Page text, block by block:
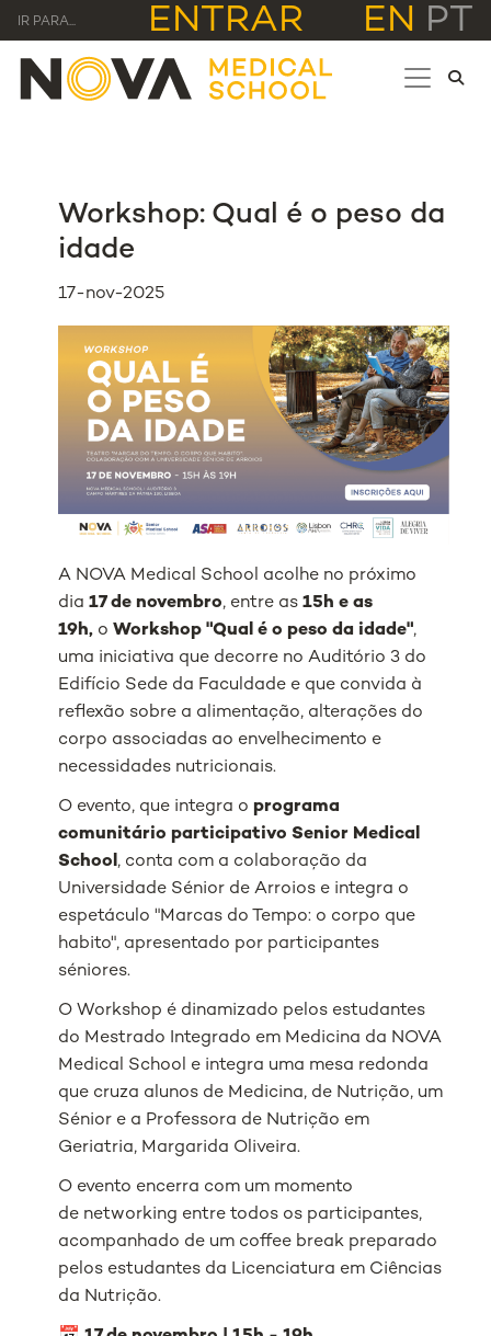
IR PARA... ENTRAR EN PT
Workshop: Qual é o peso da
idade
17-nov-2025
A NOVA Medical School acolhe no próximo
dia17 de novembro, entre as15h e as
19h, o Workshop "Qual é o peso da idade",
uma iniciativa que decorre no Auditório 3 do
Edifício Sede da Faculdade e que convida à
reflexão sobre a alimentação, alterações do
corpo associadas ao envelhecimento e
necessidades nutricionais.
O evento, que integra oprograma
comunitário participativo Senior Medical
School, conta com a colaboração da
Universidade Sénior de Arroios e integra o
espetáculo "Marcas do Tempo: o corpo que
habito", apresentado por participantes
séniores.
O Workshop é dinamizado pelos estudantes
do Mestrado Integrado em Medicina da NOVA
Medical School e integra uma mesa redonda
que cruza alunos de Medicina, de Nutrição, um
Sénior e a Professora de Nutrição em
Geriatria, Margarida Oliveira.
O evento encerra com um momento
de networking entre todos os participantes,
acompanhado de um coffee break preparado
pelos estudantes da Licenciatura em Ciências
da Nutrição.